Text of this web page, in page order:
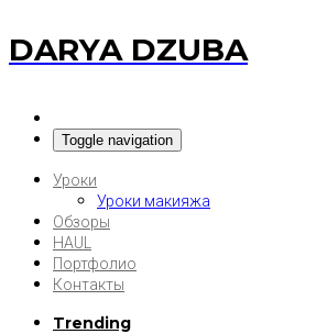
DARYA DZUBA
Toggle navigation
Уроки
Уроки макияжа
Обзоры
HAUL
Портфолио
Контакты
Trending